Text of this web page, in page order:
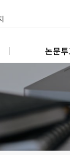
논문
논문 작성
논문 편
논문 윤